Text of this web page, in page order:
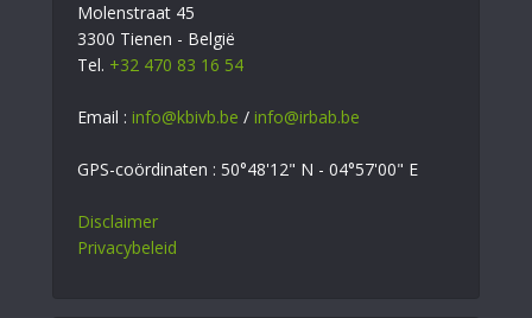
Molenstraat 45
3300 Tienen - België
Tel. +32 470 83 16 54
Email : info@kbivb.be / info@irbab.be
GPS-coördinaten : 50°48'12" N - 04°57'00" E
Disclaimer
Privacybeleid